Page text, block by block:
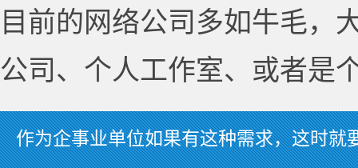
目前的网络公司多如牛毛，
公司、个人工作室、或者是
作为企事业单位如果有这种需求，这时就